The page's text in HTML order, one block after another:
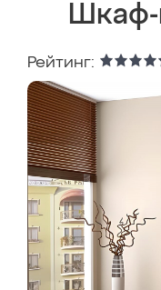
Шкаф-
Рейтинг: